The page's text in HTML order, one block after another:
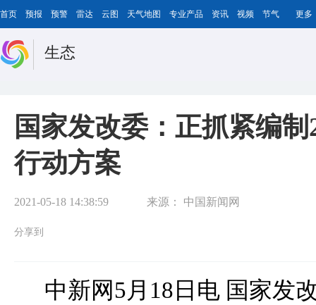
首页 预报 预警 雷达 云图 天气地图 专业产品 资讯 视频 节气 更多
生态
国家发改委：正抓紧编
行动方案
2021-05-18 14:38:59 来源： 中国新闻网
分享到
中新网5月18日电 国家发